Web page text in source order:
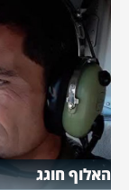
האלוף חוגג